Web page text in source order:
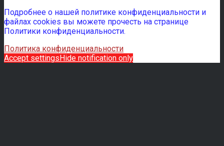
Подробнее о нашей политике конфиденциальности и
файлах cookies вы можете прочесть на странице
Политики конфиденциальности.
Политика конфиденциальности
Accept settingsHide notification only